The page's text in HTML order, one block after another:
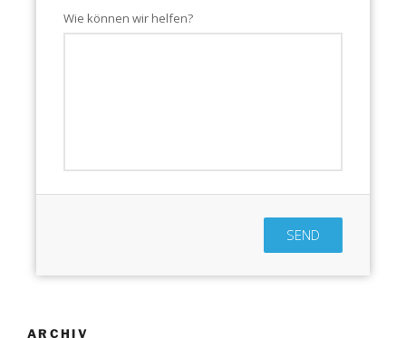
Wie können wir helfen?
SEND
ARCHIV